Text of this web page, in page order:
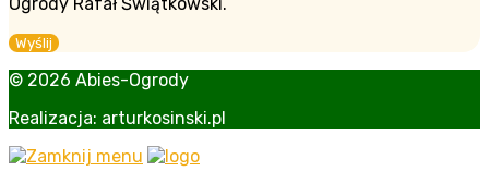
© 2026 Abies-Ogrody
Realizacja: arturkosinski.pl